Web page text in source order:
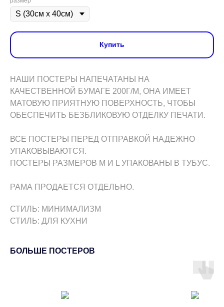
Купить
НАШИ ПОСТЕРЫ НАПЕЧАТАНЫ НА
КАЧЕСТВЕННОЙ БУМАГЕ 200Г/М, ОНА ИМЕЕТ
МАТОВУЮ ПРИЯТНУЮ ПОВЕРХНОСТЬ, ЧТОБЫ
ОБЕСПЕЧИТЬ БЕЗБЛИКОВУЮ ОТДЕЛКУ ПЕЧАТИ.
ВСЕ ПОСТЕРЫ ПЕРЕД ОТПРАВКОЙ НАДЕЖНО
УПАКОВЫВАЮТСЯ.
ПОСТЕРЫ РАЗМЕРОВ M И L УПАКОВАНЫ В ТУБУС.
РАМА ПРОДАЕТСЯ ОТДЕЛЬНО.
СТИЛЬ: МИНИМАЛИЗМ
СТИЛЬ: ДЛЯ КУХНИ
БОЛЬШЕ ПОСТЕРОВ